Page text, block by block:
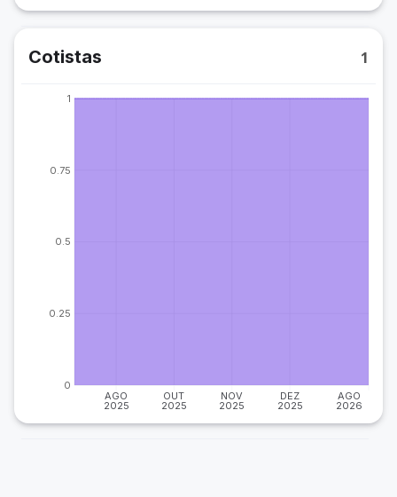
Cotistas 1
AGO
2025
OUT
2025
NOV
2025
DEZ
2025
AGO
2026
0
0.25
0.5
0.75
1